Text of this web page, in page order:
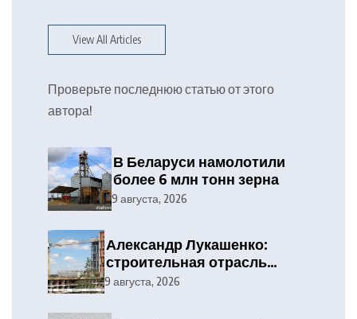
View All Articles
Проверьте последнюю статью от этого
автора!
В Беларуси намолотили
более 6 млн тонн зерна
9 августа, 2026
Александр Лукашенко:
строительная отрасль
демонстрирует высокие
статус одного из драйверов
9 августа, 2026